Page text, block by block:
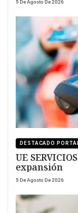
5 De Agosto De 2026
DESTACADO
UE
expansión
5 De Agosto De 2026